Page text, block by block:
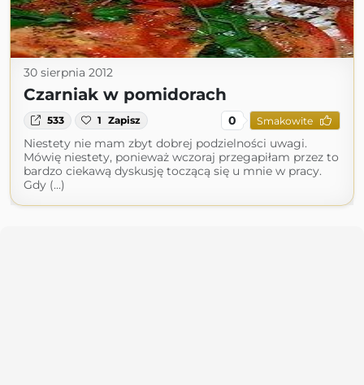
30 sierpnia 2012
Czarniak w pomidorach
533 1 Zapisz 0 Smakowite
Niestety nie mam zbyt dobrej podzielności uwagi.
Mówię niestety, ponieważ wczoraj przegapiłam przez to
bardzo ciekawą dyskusję toczącą się u mnie w pracy.
Gdy (...)